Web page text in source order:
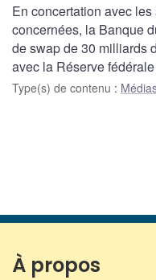
En concertation avec
concernées, la Banque
de swap de 30 milliards
avec la Réserve
Type(s) de contenu :
À propos